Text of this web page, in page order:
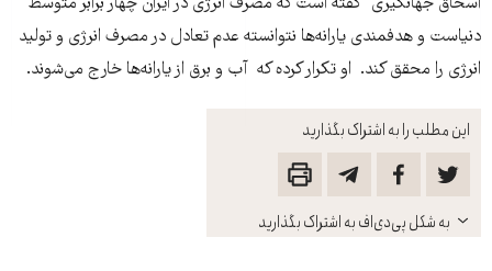
این مطلب را به اشتراک بگذارید
باز
کنید
به شکل پی‌دی‌اف به اشتراک بگذارید
دنیاست و هدفمندی یارانه‌ها نتوانسته عدم تعادل در مصرف انرژی و تولید
انرژی را محقق کند. او تکرار کرده که آب و برق از یارانه‌ها خارج می‌شوند.